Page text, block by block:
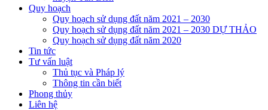
Quy hoạch
Quy hoạch sử dụng đất năm 2021 – 2030
Quy hoạch sử dụng đất năm 2021 – 2030 DỰ THẢO
Quy hoạch sử dụng đất năm 2020
Tin tức
Tư vấn luật
Thủ tục và Pháp lý
Thông tin cần biết
Phong thủy
Liên hệ